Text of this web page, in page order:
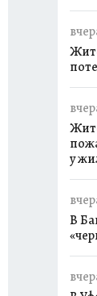
у
В